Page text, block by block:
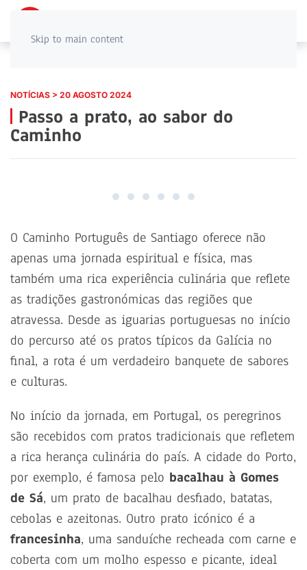
Skip to main content
NOTÍCIAS > 20 AGOSTO 2024
Passo a prato, ao sabor do
Caminho
O Caminho Português de Santiago oferece não
apenas uma jornada espiritual e física, mas
também uma rica experiência culinária que reflete
as tradições gastronómicas das regiões que
atravessa. Desde as iguarias portuguesas no início
do percurso até os pratos típicos da Galícia no
final, a rota é um verdadeiro banquete de sabores
e culturas.
No início da jornada, em Portugal, os peregrinos
são recebidos com pratos tradicionais que refletem
a rica herança culinária do país. A cidade do Porto,
por exemplo, é famosa pelo bacalhau à Gomes
de Sá, um prato de bacalhau desfiado, batatas,
cebolas e azeitonas. Outro prato icónico é a
francesinha, uma sanduíche recheada com carne e
coberta com um molho espesso e picante, ideal